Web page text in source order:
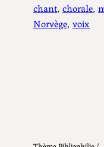
chant, chorale,
Norvège, voix